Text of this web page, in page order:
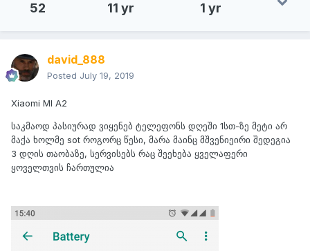
52 11 yr 1 yr
david_888
Posted July 19, 2019
Xiaomi MI A2
საკმაოდ პასიურად ვიყენებ ტელეფონს დღეში 1სთ-ზე მეტი არ
მაქა ხოლმე sot როგორც წესი, მარა მაინც მშვენიეირი შედეგია
3 დღის თაობაზე, სერვისებს რაც შეეხება ყველაფერი
ყოველთვის ჩართულია